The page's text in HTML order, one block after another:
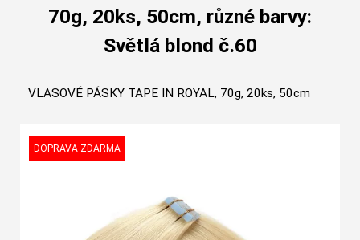
70g, 20ks, 50cm, různé barvy:
Světlá blond č.60
VLASOVÉ PÁSKY TAPE IN ROYAL, 70g, 20ks, 50cm